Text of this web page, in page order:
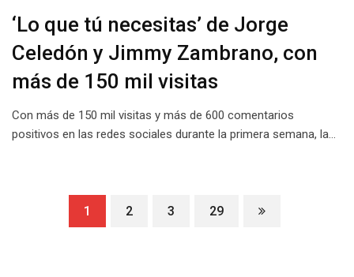
‘Lo que tú necesitas’ de Jorge
Celedón y Jimmy Zambrano, con
más de 150 mil visitas
Con más de 150 mil visitas y más de 600 comentarios
positivos en las redes sociales durante la primera semana, la…
1 2 3 29